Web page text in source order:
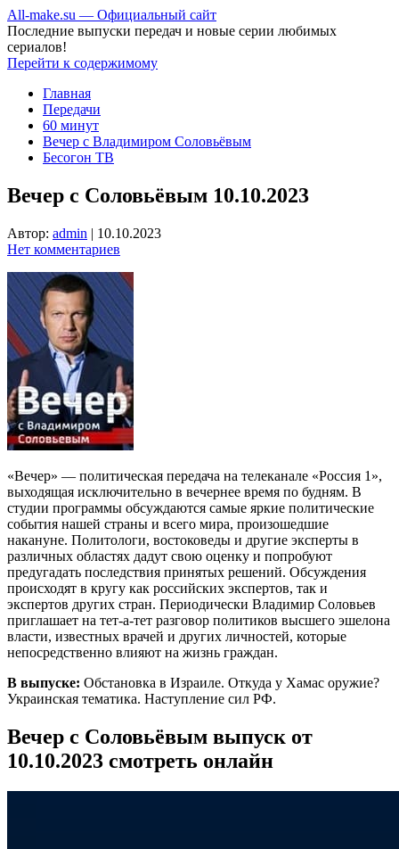
All-make.su — Официальный сайт
Последние выпуски передач и новые серии любимых
сериалов!
Перейти к содержимому
Главная
Передачи
60 минут
Вечер с Владимиром Соловьёвым
Бесогон ТВ
Вечер с Соловьёвым 10.10.2023
Автор: admin | 10.10.2023
Нет комментариев
«Вечер» — политическая передача на телеканале «Россия 1»,
выходящая исключительно в вечернее время по будням. В
студии программы обсуждаются самые яркие политические
события нашей страны и всего мира, произошедшие
накануне. Политологи, востоковеды и другие эксперты в
различных областях дадут свою оценку и попробуют
предугадать последствия принятых решений. Обсуждения
происходят в кругу как российских экспертов, так и
экспертов других стран. Периодически Владимир Соловьев
приглашает на тет-а-тет разговор политиков высшего эшелона
власти, известных врачей и других личностей, которые
непосредственно влияют на жизнь граждан.
В выпуске: Обстановка в Израиле. Откуда у Хамас оружие?
Украинская тематика. Наступление сил РФ.
Вечер с Соловьёвым выпуск от
10.10.2023 смотреть онлайн